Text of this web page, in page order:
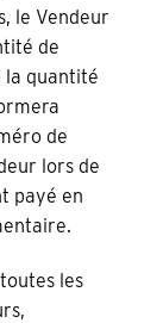
le Vendeur
de
la quantité
de
lors de
payé en
les